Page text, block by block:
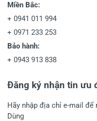
Miền Bắc:
+ 0941 011 994
+ 0971 233 253
Bảo hành:
+ 0943 913 838
Đăng ký nhận tin ưu
Hãy nhập địa chỉ e-mail
Dùng